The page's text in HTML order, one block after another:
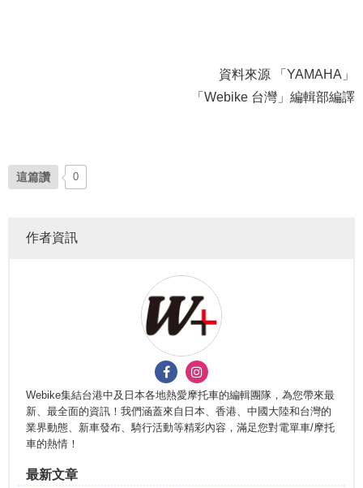
資料來源 「YAMAHA」
「Webike 台灣」編輯部編譯
這篇讚 0
作者資訊
Webike集結台港中及日本各地熱愛摩托車的編輯團隊，為您帶來最
新、最全面的資訊！我們涵蓋來自日本、香港、中國大陸和台灣的
業界動態、新車發布、騎行活動等精彩內容，滿足您對電單車/摩托
車的熱情！
最新文章